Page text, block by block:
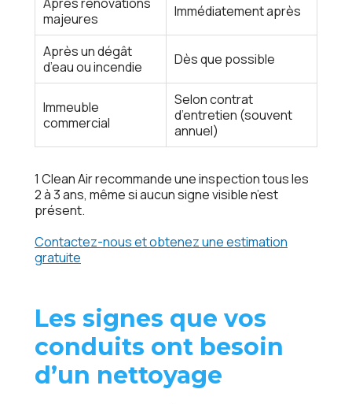
majeures
Immédiatement après
Après un dégât
d’eau ou incendie
Dès que possible
Immeuble
commercial
Selon contrat
d’entretien (souvent
annuel)
1 Clean Air recommande une inspection tous les
2 à 3 ans, même si aucun signe visible n’est
présent.
Contactez-nous et obtenez une estimation
gratuite
Les signes que vos
conduits ont besoin
d’un nettoyage